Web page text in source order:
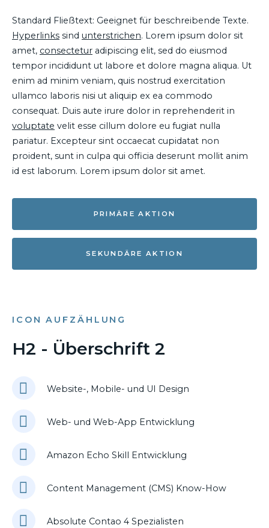
Standard Fließtext: Geeignet für beschreibende Texte.
Hyperlinks sind unterstrichen. Lorem ipsum dolor sit
amet, consectetur adipiscing elit, sed do eiusmod
tempor incididunt ut labore et dolore magna aliqua. Ut
enim ad minim veniam, quis nostrud exercitation
ullamco laboris nisi ut aliquip ex ea commodo
consequat. Duis aute irure dolor in reprehenderit in
voluptate velit esse cillum dolore eu fugiat nulla
pariatur. Excepteur sint occaecat cupidatat non
proident, sunt in culpa qui officia deserunt mollit anim
id est laborum. Lorem ipsum dolor sit amet.
PRIMÄRE AKTION
SEKUNDÄRE AKTION
ICON AUFZÄHLUNG
H2 - Überschrift 2
Website-, Mobile- und UI Design
Web- und Web-App Entwicklung
Amazon Echo Skill Entwicklung
Content Management (CMS) Know-How
Absolute Contao 4 Spezialisten